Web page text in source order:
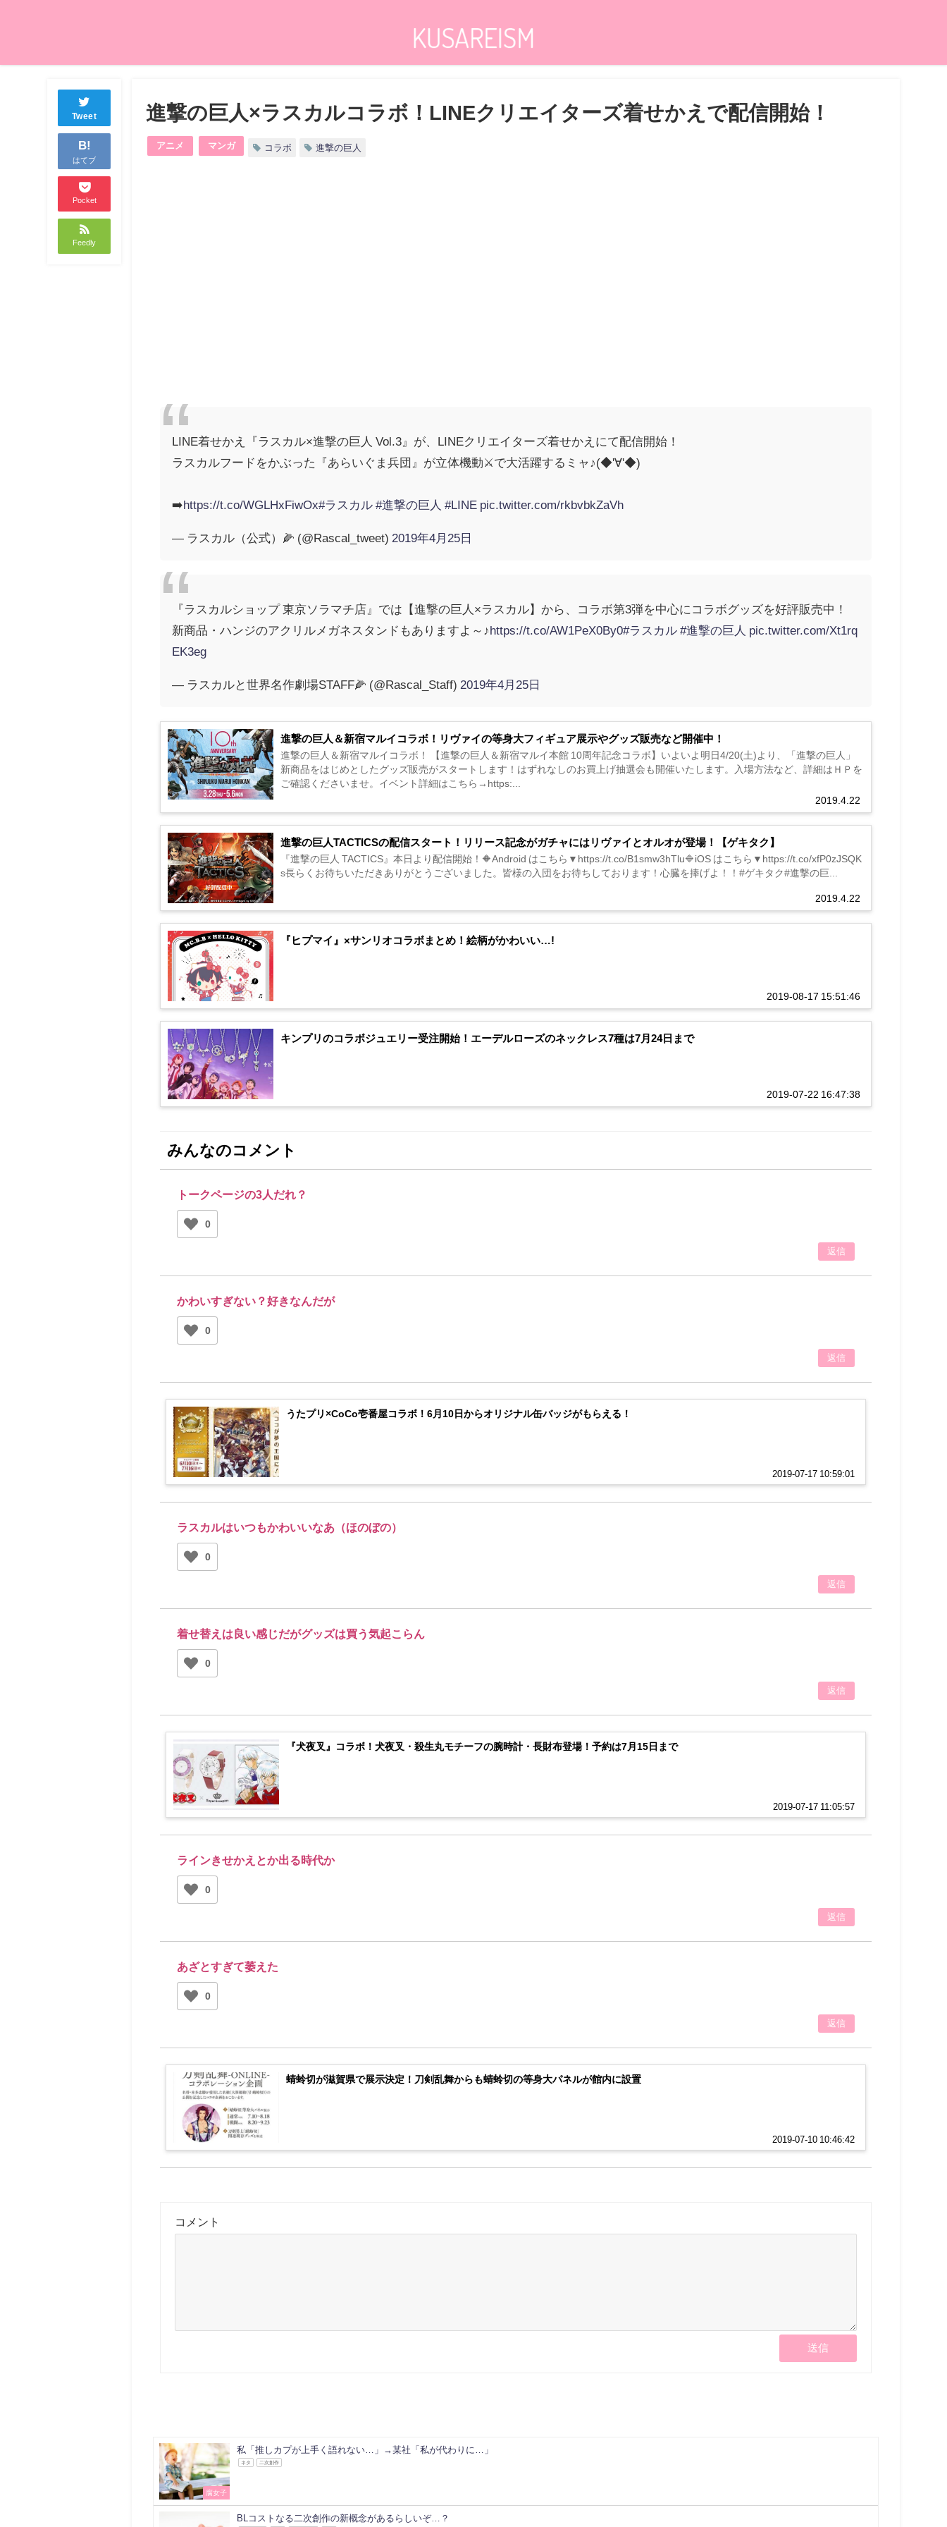
Tweet
B!
はてブ
Pocket
Feedly
進撃の巨人×ラスカルコラボ！LINEクリエイターズ着せかえで配信開始！
アニメ マンガ コラボ 進撃の巨人
LINE着せかえ『ラスカル×進撃の巨人 Vol.3』が、LINEクリエイターズ着せかえにて配信開始！
ラスカルフードをかぶった『あらいぐま兵団』が立体機動⚔️で大活躍するミャ♪(◆'∀'◆)
➡️https://t.co/WGLHxFiwOx#ラスカル #進撃の巨人 #LINE pic.twitter.com/rkbvbkZaVh
— ラスカル（公式）🌽 (@Rascal_tweet) 2019年4月25日
『ラスカルショップ 東京ソラマチ店』では【進撃の巨人×ラスカル】から、コラボ第3弾を中心にコラボグッズを好評販売中！
新商品・ハンジのアクリルメガネスタンドもありますよ～♪https://t.co/AW1PeX0By0#ラスカル #進撃の巨人 pic.twitter.com/Xt1rq
EK3eg
— ラスカルと世界名作劇場STAFF🌽 (@Rascal_Staff) 2019年4月25日
進撃の巨人＆新宿マルイコラボ！リヴァイの等身大フィギュア展示やグッズ販売など開催中！
2019.4.22
進撃の巨人＆新宿マルイコラボ！ 【進撃の巨人＆新宿マルイ本館 10周年記念コラボ】いよいよ明日4/20(土)より、「進撃の巨人」
新商品をはじめとしたグッズ販売がスタートします！はずれなしのお買上げ抽選会も開催いたします。入場方法など、詳細はＨＰを
ご確認くださいませ。イベント詳細はこちら→https:...
進撃の巨人TACTICSの配信スタート！リリース記念がガチャにはリヴァイとオルオが登場！【ゲキタク】
2019.4.22
『進撃の巨人 TACTICS』本日より配信開始！🔶Android はこちら▼https://t.co/B1smw3hTlu🔷iOS はこちら▼https://t.co/xfP0zJSQK
s長らくお待ちいただきありがとうございました。皆様の入団をお待ちしております！心臓を捧げよ！！#ゲキタク#進撃の巨...
『ヒプマイ』×サンリオコラボまとめ！絵柄がかわいい…!
2019-08-17 15:51:46
キンプリのコラボジュエリー受注開始！エーデルローズのネックレス7種は7月24日まで
2019-07-22 16:47:38
みんなのコメント
トークページの3人だれ？
0
返信
かわいすぎない？好きなんだが
0
返信
うたプリ×CoCo壱番屋コラボ！6月10日からオリジナル缶バッジがもらえる！
2019-07-17 10:59:01
ラスカルはいつもかわいいなあ（ほのぼの）
0
返信
着せ替えは良い感じだがグッズは買う気起こらん
0
返信
『犬夜叉』コラボ！犬夜叉・殺生丸モチーフの腕時計・長財布登場！予約は7月15日まで
2019-07-17 11:05:57
ラインきせかえとか出る時代か
0
返信
あざとすぎて萎えた
0
返信
蜻蛉切が滋賀県で展示決定！刀剣乱舞からも蜻蛉切の等身大パネルが館内に設置
2019-07-10 10:46:42
コメント
腐女子
私「推しカプが上手く語れない…」→某社「私が代わりに…」
ネタ 二次創作
BLコストなる二次創作の新概念があるらしいぞ…？